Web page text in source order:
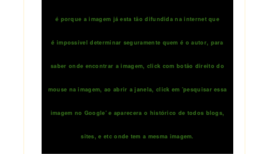
é porque a imagem já esta tão difundida na internet que
é impossível determinar seguramente quem é o autor, para
saber onde encontrar a imagem, click com botão direito do
mouse na imagem, ao abrir a janela, click em 'pesquisar essa
imagem no Google' e aparecera o histórico de todos blogs,
sites, e etc onde tem a mesma imagem.